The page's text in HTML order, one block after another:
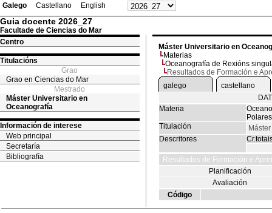
Galego Castellano English
Guia docente 2026_27
Facultade de Ciencias do Mar
Centro
Titulacións
Grao
Grao en Ciencias do Mar
Mestrado
Máster Universitario en
Oceanografía
Información de interese
Web principal
Secretaría
Bibliografía
Máster Universitario en
Materias
Oceanografía de Rexións
Resultados de Formación e
galego
castellano
Materia
Titulación
Descritores
Resultados de Formación e
Planificación
Avaliación
Código